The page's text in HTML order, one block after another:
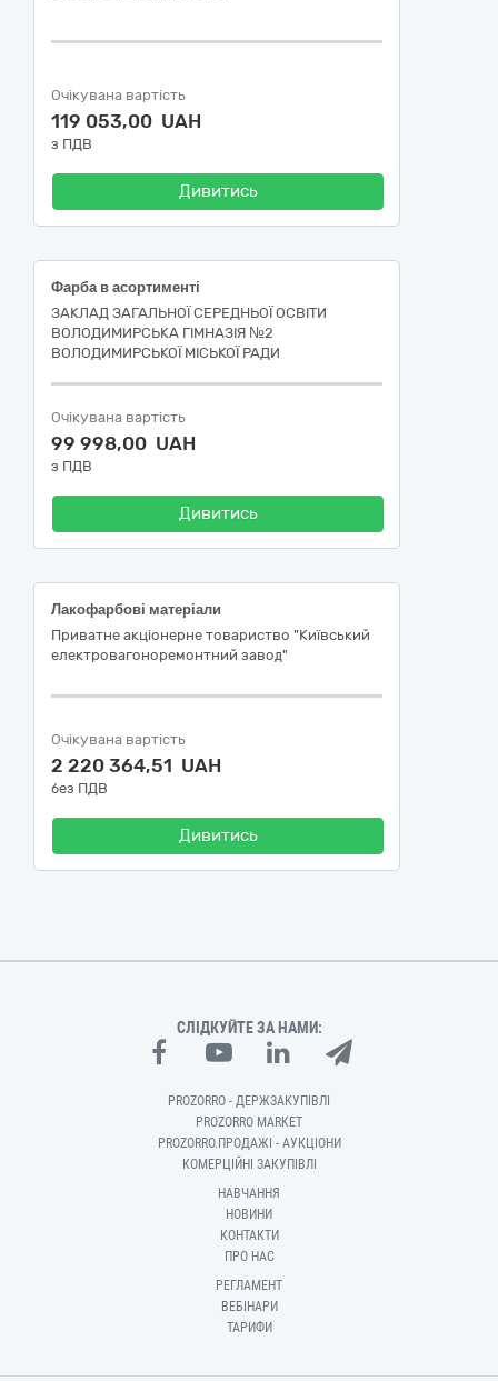
Очікувана вартість
119 053,00 UAH
з ПДВ
Дивитись
Фарба в асортименті
ЗАКЛАД ЗАГАЛЬНОЇ СЕРЕДНЬОЇ ОСВІТИ
ВОЛОДИМИРСЬКА ГІМНАЗІЯ №2
ВОЛОДИМИРСЬКОЇ МІСЬКОЇ РАДИ
Очікувана вартість
99 998,00 UAH
з ПДВ
Дивитись
Лакофарбові матеріали
Приватне акціонерне товариство "Київський
електровагоноремонтний завод"
Очікувана вартість
2 220 364,51 UAH
без ПДВ
Дивитись
СЛІДКУЙТЕ ЗА НАМИ:
PROZORRO - ДЕРЖЗАКУПІВЛІ
PROZORRO MARKET
PROZORRO.ПРОДАЖІ - АУКЦІОНИ
КОМЕРЦІЙНІ ЗАКУПІВЛІ
НАВЧАННЯ
НОВИНИ
КОНТАКТИ
ПРО НАС
РЕГЛАМЕНТ
ВЕБІНАРИ
ТАРИФИ